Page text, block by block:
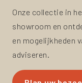
Onze collectie in
showroom en
en mogelijkheden
adviseren.